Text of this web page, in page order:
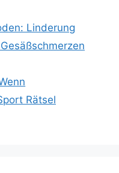
Linderung
Rätsel